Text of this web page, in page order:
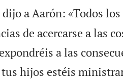
dijo a Aarón: «Todos
de acercarse a las
a las
hijos estéis